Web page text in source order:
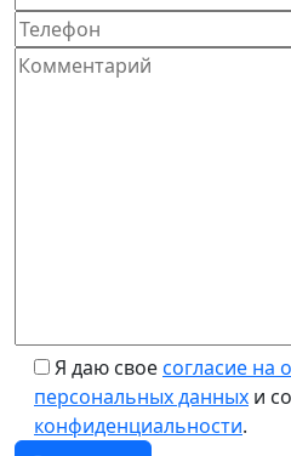
Я даю своесогласие на
персональных данных и
конфиденциальности.